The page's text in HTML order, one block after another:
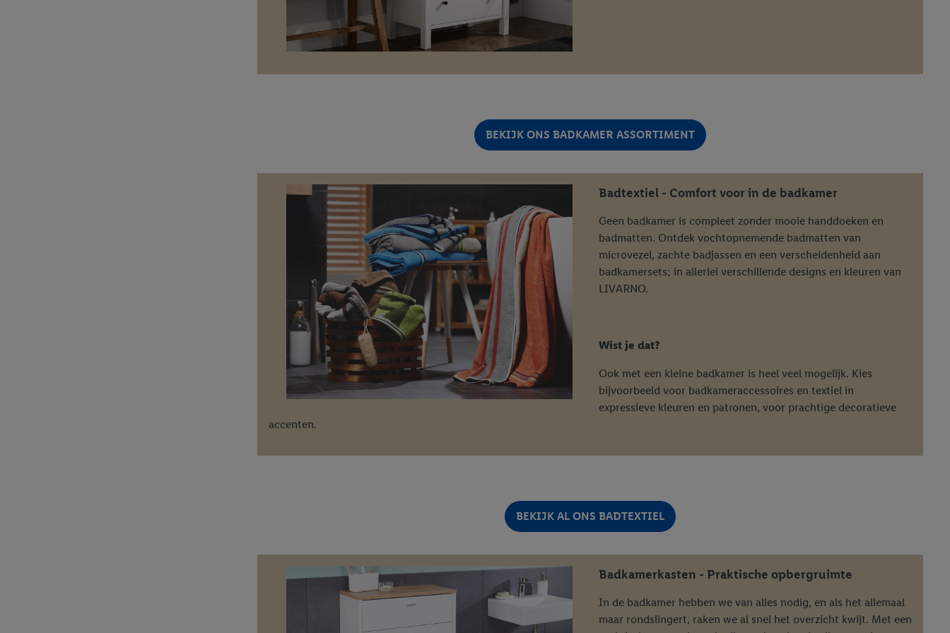
BEKIJK ONS BADKAMER ASSORTIMENT
Badtextiel - Comfort voor in de badkamer
Geen badkamer is compleet zonder mooie handdoeken en
badmatten. Ontdek vochtopnemende badmatten van
microvezel, zachte badjassen en een verscheidenheid aan
badkamersets; in allerlei verschillende designs en kleuren van
LIVARNO.
Wist je dat?
Ook met een kleine badkamer is heel veel mogelijk. Kies
bijvoorbeeld voor badkameraccessoires en textiel in
expressieve kleuren en patronen, voor prachtige decoratieve
accenten.
BEKIJK AL ONS BADTEXTIEL
Badkamerkasten - Praktische opbergruimte
In de badkamer hebben we van alles nodig, en als het allemaal
maar rondslingert, raken we al snel het overzicht kwijt. Met een
privacyverklaring Je vindt de impressum voor de Lidl website hier.
over de cookies die wij inzetten.